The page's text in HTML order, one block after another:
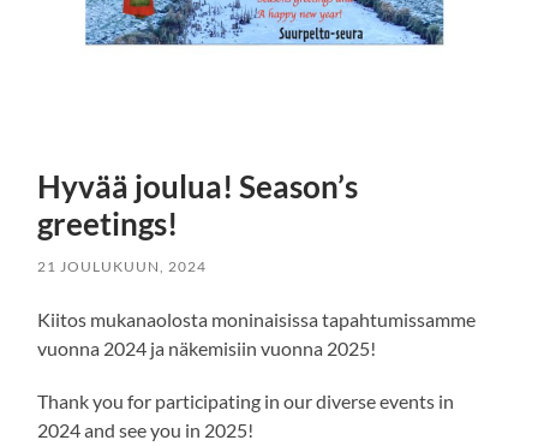
Hyvää joulua! Season’s
greetings!
21 JOULUKUUN, 2024
Kiitos mukanaolosta moninaisissa tapahtumissamme
vuonna 2024 ja näkemisiin vuonna 2025!
Thank you for participating in our diverse events in
2024 and see you in 2025!